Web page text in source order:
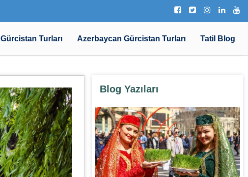
Gürcistan Turları Azerbaycan Gürcistan Turları Tatil Blog
Blog Yazıları